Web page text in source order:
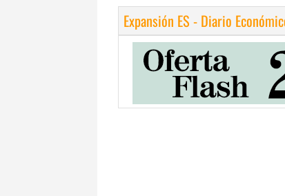
Expansión ES - Diario